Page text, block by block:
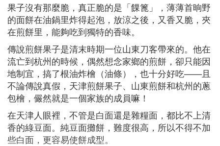
果子沒有那麼脆，真正脆的是「餜篦」，薄薄首晌野
的面餅在油鍋里炸得起泡，放涼之後，又香又脆，夾
在煎餅里，能夠吃到獨特的香味。
傳說煎餅果子是清末時期一位山東刀客帶來的。他在
流亡到杭州的時候，偶然想念家鄉的煎餅，卻只能因
地制宜，搞了根油炸檜（油條），也十分好吃——且
不論傳說真假，天津煎餅果子、山東煎餅和杭州的蔥
包檜，儼然就是一個家族的成員嘛！
在天津人眼裡，不管是白面還是雜糧面，都比不上清
香的綠豆面。純豆面攤餅，難度很高，所以不得不加
些白面，更容易使餅成型。